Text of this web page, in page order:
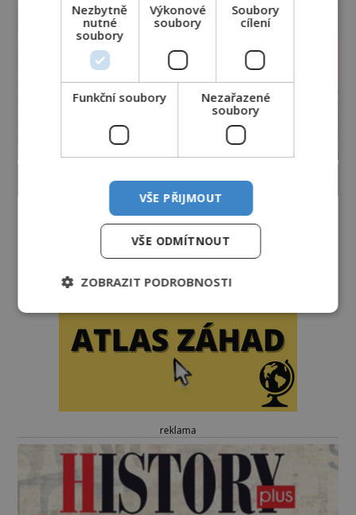
PROLISTOVAT ČASOPIS
reklama
Nezbytně
nutné
soubory
Výkonové
soubory
Soubory
cílení
Funkční soubory
Nezařazené
soubory
VŠE PŘIJMOUT
VŠE ODMÍTNOUT
ZOBRAZIT PODROBNOSTI